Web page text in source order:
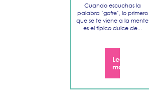
Cuando escuchas la
palabra ‘gofre’, lo primero
que se te viene a la mente
es el típico dulce de...
Leer
más